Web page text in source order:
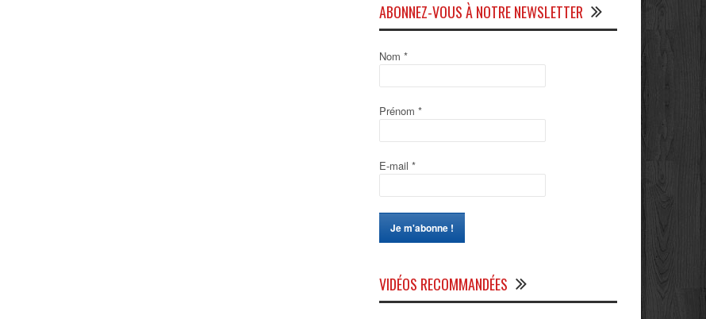
ABONNEZ-VOUS À NOTRE NEWSLETTER
Nom *
Prénom *
E-mail *
VIDÉOS RECOMMANDÉES